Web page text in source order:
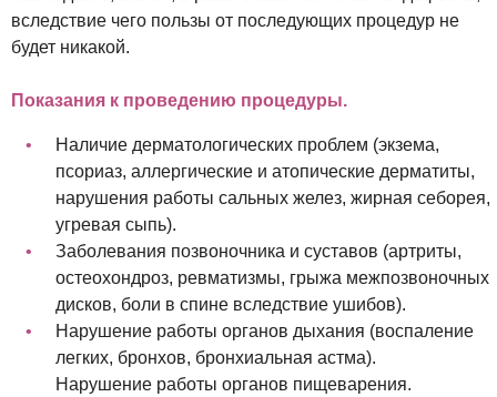
вследствие чего пользы от последующих процедур не
будет никакой.
Показания к проведению процедуры.
Наличие дерматологических проблем (экзема,
псориаз, аллергические и атопические дерматиты,
нарушения работы сальных желез, жирная себорея,
угревая сыпь).
Заболевания позвоночника и суставов (артриты,
остеохондроз, ревматизмы, грыжа межпозвоночных
дисков, боли в спине вследствие ушибов).
Нарушение работы органов дыхания (воспаление
легких, бронхов, бронхиальная астма).
Нарушение работы органов пищеварения.